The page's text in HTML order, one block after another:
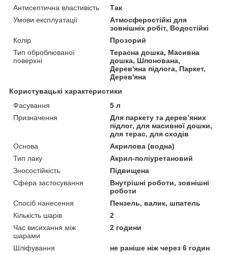
Антисептична властивість
Так
Умови експлуатації
Атмосферостійкі для
зовнішніх робіт, Водостійкі
Колір
Прозорий
Тип оброблюваної
поверхні
Терасна дошка, Масивна
дошка, Шпонована,
Дерев'яна підлога, Паркет,
Дерев'яна
Користувацькі характеристики
Фасування
5 л
Призначення
Для паркету та дерев’яних
підлог, для масивної дошки,
для терас, для сходів
Основа
Акрилова (водна)
Тип лаку
Акрил-поліуретановий
Зносостійкість
Підвищена
Сфера застосування
Внутрішні роботи, зовнішні
роботи
Спосіб нанесення
Пензель, валик, шпатель
Кількість шарів
2
Час висихання між
шарами
2 години
Шліфування
не раніше ніж через 6 годин